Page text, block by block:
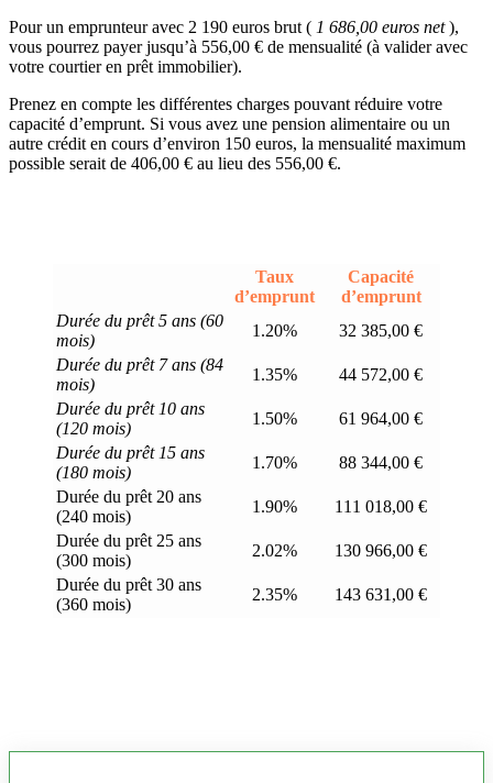
Pour un emprunteur avec 2 190 euros brut ( 1 686,00 euros net),
vous pourrez payer jusqu’à 556,00 € de mensualité (à valider avec
votre courtier en prêt immobilier).
Prenez en compte les différentes charges pouvant réduire votre
capacité d’emprunt. Si vous avez une pension alimentaire ou un
autre crédit en cours d’environ 150 euros, la mensualité maximum
possible serait de 406,00 € au lieu des 556,00 €.
Taux
d’emprunt
Capacité
d’emprunt
Durée du prêt 5 ans (60
mois)
1.20%
32 385,00 €
Durée du prêt 7 ans (84
mois)
1.35%
44 572,00 €
Durée du prêt 10 ans
(120 mois)
1.50%
61 964,00 €
Durée du prêt 15 ans
(180 mois)
1.70%
88 344,00 €
Durée du prêt 20 ans
(240 mois)
1.90%
111 018,00 €
Durée du prêt 25 ans
(300 mois)
2.02%
130 966,00 €
Durée du prêt 30 ans
(360 mois)
2.35% 143 631,00 €